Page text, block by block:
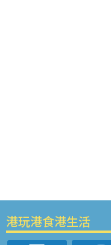
港玩港食港生活